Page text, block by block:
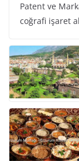
Patent ve
coğrafi işaret